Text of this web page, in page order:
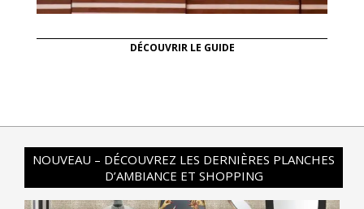
DÉCOUVRIR LE GUIDE
NOUVEAU – DÉCOUVREZ LES DERNIÈRES PLANCHES
D’AMBIANCE ET SHOPPING